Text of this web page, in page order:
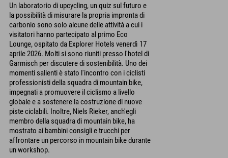
Un laboratorio di upcycling, un quiz sul futuro e
la possibilità di misurare la propria impronta di
carbonio sono solo alcune delle attività a cui i
visitatori hanno partecipato al primo Eco
Lounge, ospitato da Explorer Hotels venerdì 17
aprile 2026. Molti si sono riuniti presso l'hotel di
Garmisch per discutere di sostenibilità. Uno dei
momenti salienti è stato l'incontro con i ciclisti
professionisti della squadra di mountain bike,
impegnati a promuovere il ciclismo a livello
globale e a sostenere la costruzione di nuove
piste ciclabili. Inoltre, Niels Rieker, anch'egli
membro della squadra di mountain bike, ha
mostrato ai bambini consigli e trucchi per
affrontare un percorso in mountain bike durante
un workshop.